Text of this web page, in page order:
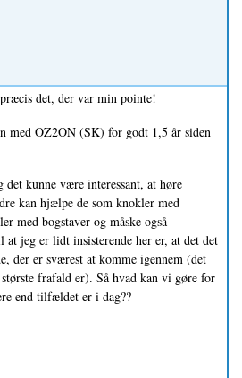
det, der var min pointe!
med OZ2ON (SK) for godt 1,5 år siden
det kunne være interessant, at høre
kan hjælpe de som knokler med
med bogstaver og måske også
at jeg er lidt insisterende her er, at det det
der er sværest at komme igennem (det
frafald er). Så hvad kan vi gøre for
end tilfældet er i dag??